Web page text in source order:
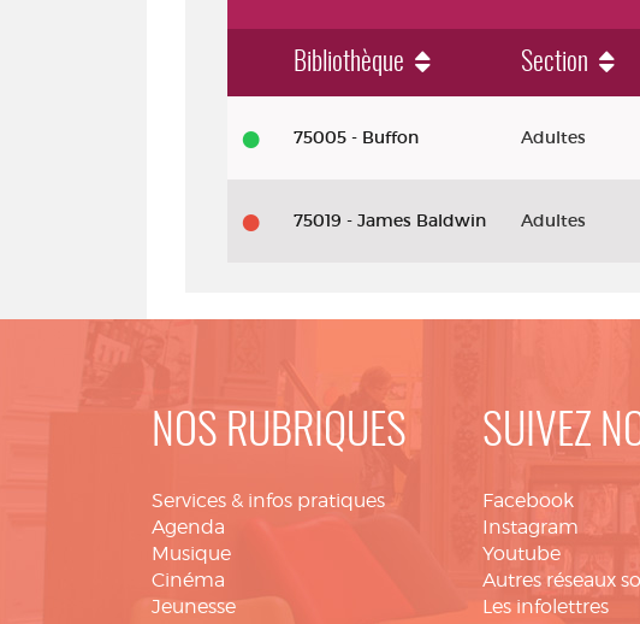
Bibliothèque Section
75005 - Buffon Adultes
75019 - James Baldwin Adultes
NOS RUBRIQUES
Services & infos pratiques
Agenda
Musique
Cinéma
Jeunesse
SUIVEZ
Facebook
Instagram
Youtube
Autres réseaux
Les infolettres